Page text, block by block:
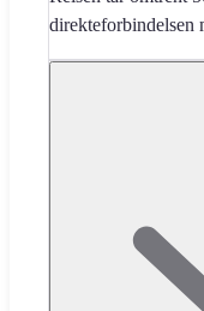
direkteforbindelsen